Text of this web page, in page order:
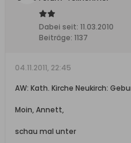
Dabei seit: 11.03.2010
Beiträge: 1137
04.11.2011, 22:45
AW: Kath. Kirche Neukirch:
Moin, Annett,
schau mal unter